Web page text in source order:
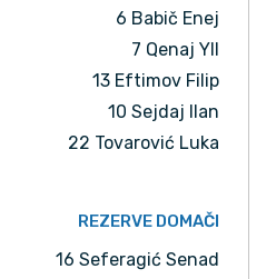
6 Babič Enej
7 Qenaj Yll
13 Eftimov Filip
10 Sejdaj Ilan
22 Tovarović Luka
REZERVE DOMAČI
16 Seferagić Senad